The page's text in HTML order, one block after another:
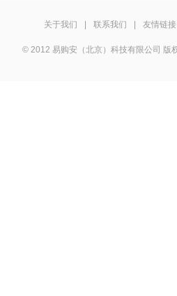
关于我们 联系我们 友情链接
© 2012 易购安（北京）科技有限公司 版